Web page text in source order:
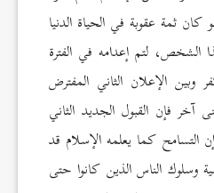
كان ثمة عقوبة في الحياة الدنيا
لتم إعدامه في الفترة
وبين الإعلان الثاني المفترض
آخر فإن القبول الجديد الثاني
كما يعلمه الإسلام قد
الناس الذين كانوا حتى